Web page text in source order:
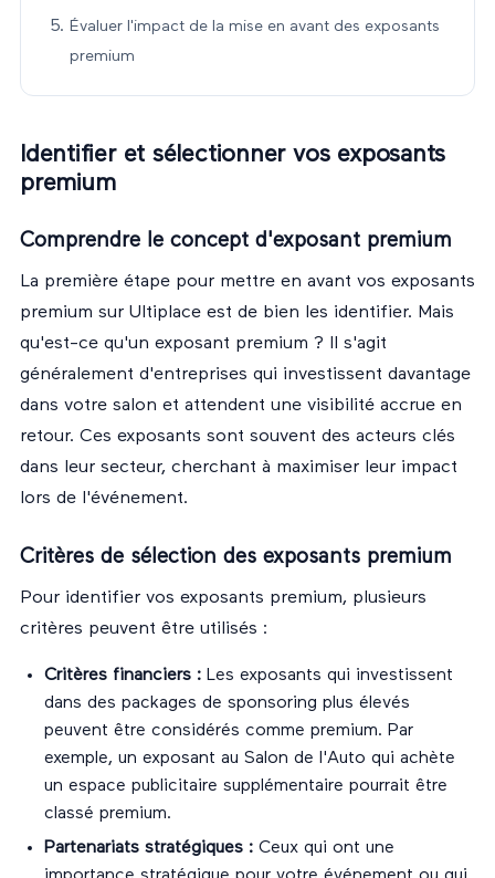
Évaluer l'impact de la mise en avant des exposants
premium
Identifier et sélectionner vos exposants
premium
Comprendre le concept d'exposant premium
La première étape pour mettre en avant vos exposants
premium sur Ultiplace est de bien les identifier. Mais
qu'est-ce qu'un exposant premium ? Il s'agit
généralement d'entreprises qui investissent davantage
dans votre salon et attendent une visibilité accrue en
retour. Ces exposants sont souvent des acteurs clés
dans leur secteur, cherchant à maximiser leur impact
lors de l'événement.
Critères de sélection des exposants premium
Pour identifier vos exposants premium, plusieurs
critères peuvent être utilisés :
Critères financiers : Les exposants qui investissent
dans des packages de sponsoring plus élevés
peuvent être considérés comme premium. Par
exemple, un exposant au Salon de l'Auto qui achète
un espace publicitaire supplémentaire pourrait être
classé premium.
Partenariats stratégiques : Ceux qui ont une